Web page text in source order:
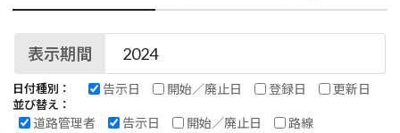
表示期間
日付種別： 告示日 開始／廃止日 登録日 更新日
並び替え：
道路管理者 告示日 開始／廃止日 路線